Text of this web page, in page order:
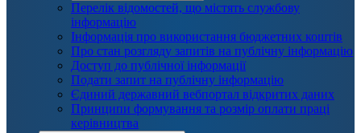
Перелік відомостей, що містять службову
інформацію
Інформація про використання бюджетних коштів
Про стан розгляду запитів на публічну інформацію
Доступ до публічної інформації
Подати запит на публічну інформацію
Єдиний державний вебпортал відкритих даних
Принципи формування та розмір оплати праці
керівництва